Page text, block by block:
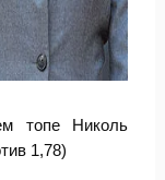
топе Николь
1,78)